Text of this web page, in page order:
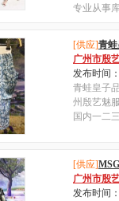
专业从事
[供应]青
广州市殷
发布时间
青蛙皇子
州殷艺魅
国内一二
[供应]
广州市殷
发布时间